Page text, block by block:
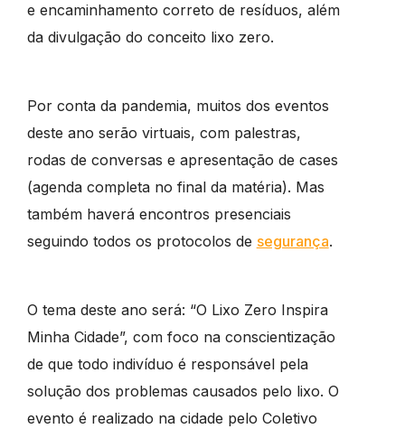
e encaminhamento correto de resíduos, além
da divulgação do conceito lixo zero.
Por conta da pandemia, muitos dos eventos
deste ano serão virtuais, com palestras,
rodas de conversas e apresentação de cases
(agenda completa no final da matéria). Mas
também haverá encontros presenciais
seguindo todos os protocolos de segurança.
O tema deste ano será: “O Lixo Zero Inspira
Minha Cidade”, com foco na conscientização
de que todo indivíduo é responsável pela
solução dos problemas causados pelo lixo. O
evento é realizado na cidade pelo Coletivo